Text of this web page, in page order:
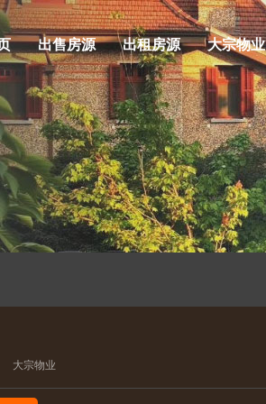
出售房源 出租房源 大宗物业
大宗物业